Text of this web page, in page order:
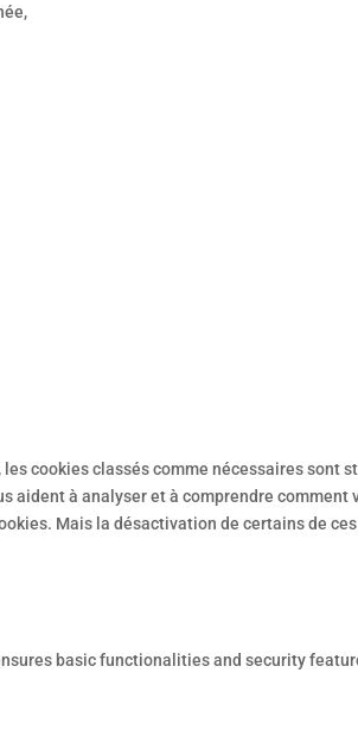
cookies classés comme nécessaires sont
à analyser et à comprendre comment
Mais la désactivation de certains de
basic functionalities and security